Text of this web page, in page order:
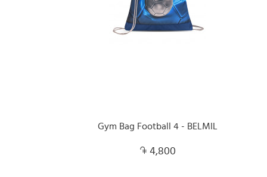
Gym Bag Football 4 - BELMIL
4,800